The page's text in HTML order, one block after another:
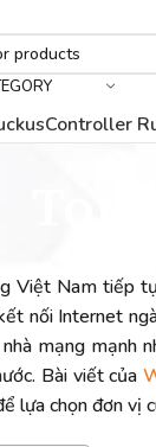
Controller
Nam tiếp
nối Internet
mạng
Bài viết của
lựa chọn đơn vị